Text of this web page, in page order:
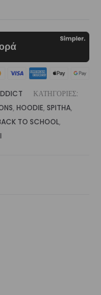
ΚΑΤΗΓΟΡΊΕΣ:
, HOODIE, SPITHA,
TO SCHOOL,